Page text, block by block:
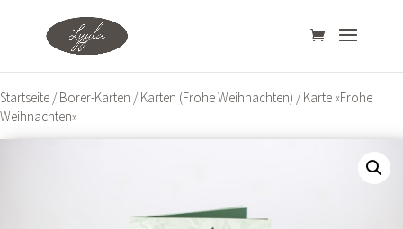
Startseite / Borer-Karten / Karten (Frohe Weihnachten) / Karte «Frohe
Weihnachten»